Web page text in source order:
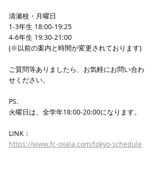
清瀬校・月曜日
1-3年生 18:00-19:25
4-6年生 19:30-21:00
(※以前の案内と時間が変更されております)
ご質問等ありましたら、お気軽にお問い合わ
せください。
PS.
火曜日は、全学年18:00-20:00になります。
LINK：
https://www.fc-oxala.com/tokyo-schedule